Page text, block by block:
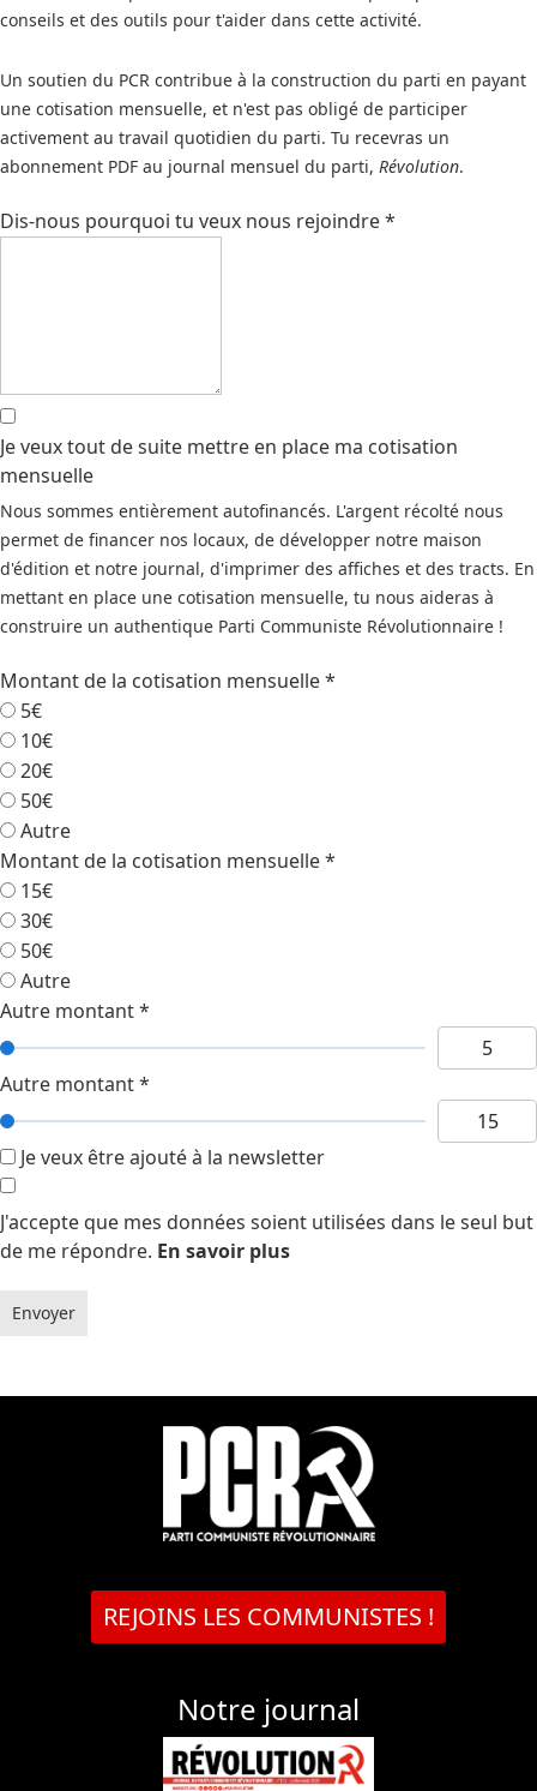
conseils et des outils pour t'aider dans cette activité.
Un soutien du PCR contribue à la construction du parti en payant
une cotisation mensuelle, et n'est pas obligé de participer
activement au travail quotidien du parti. Tu recevras un
abonnement PDF au journal mensuel du parti, Révolution.
Dis-nous pourquoi tu veux nous rejoindre*
Je veux tout de suite mettre en place ma cotisation
mensuelle
Nous sommes entièrement autofinancés. L'argent récolté nous
permet de financer nos locaux, de développer notre maison
d'édition et notre journal, d'imprimer des affiches et des tracts. En
mettant en place une cotisation mensuelle, tu nous aideras à
construire un authentique Parti Communiste Révolutionnaire !
Montant de la cotisation mensuelle*
5€
10€
20€
50€
Autre
Montant de la cotisation mensuelle*
15€
30€
50€
Autre
Autre montant*
Autre montant*
Je veux être ajouté à la newsletter
J'accepte que mes données soient utilisées dans le seul but
de me répondre. En savoir plus
Envoyer
REJOINS LES COMMUNISTES !
Notre journal